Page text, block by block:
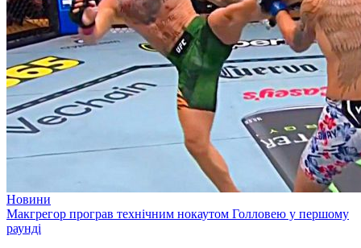
Новини
Макгрегор програв технічним нокаутом Голловею у першому
раунді